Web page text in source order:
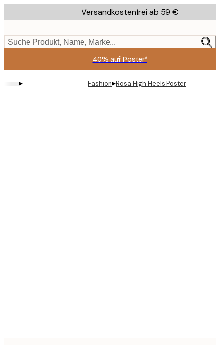
to
content.
Versandkostenfrei ab 59 €
Suche Produkt, Name, Marke...
40% auf Poster*
▸ Fashion▸Rosa High Heels Poster